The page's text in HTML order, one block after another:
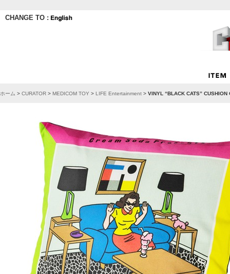
CHANGE TO :
ホーム > CURATOR > MEDICOM TOY > LIFE Entertainment > VINYL “BLACK CATS”